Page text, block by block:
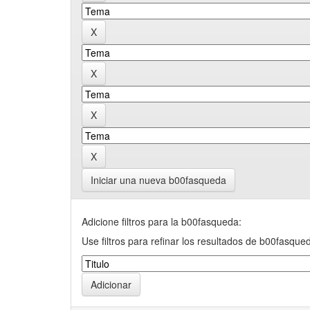
Iniciar una nueva b00fasqueda
Adicione filtros para la b00fasqueda:
Use filtros para refinar los resultados de